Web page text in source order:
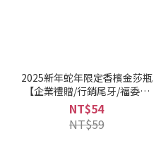
2025新年蛇年限定香檳金莎瓶
【企業禮贈/行銷尾牙/福委活
動】
NT$54
NT$59